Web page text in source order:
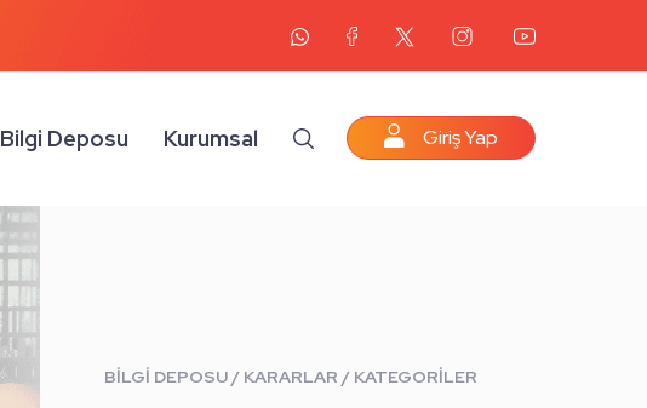
Bilgi Deposu Kurumsal Giriş Yap
BİLGİ DEPOSU / KARARLAR / KATEGORİLER